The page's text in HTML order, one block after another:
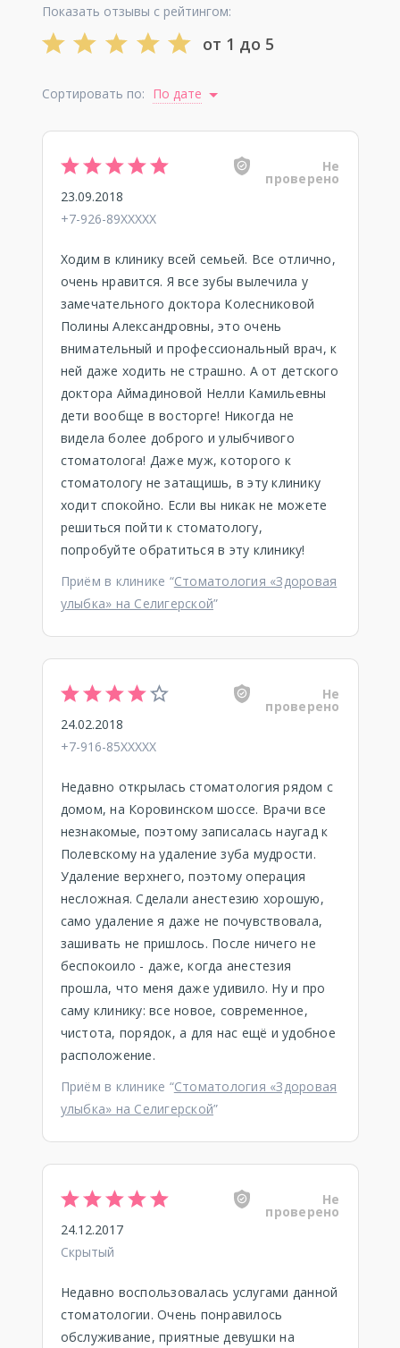
Показать отзывы с рейтингом:
от 1 до 5
Сортировать по: По дате
Не
проверено
23.09.2018
+7-926-89XXXXX
Ходим в клинику всей семьей. Все отлично,
очень нравится. Я все зубы вылечила у
замечательного доктора Колесниковой
Полины Александровны, это очень
внимательный и профессиональный врач, к
ней даже ходить не страшно. А от детского
доктора Аймадиновой Нелли Камильевны
дети вообще в восторге! Никогда не
видела более доброго и улыбчивого
стоматолога! Даже муж, которого к
стоматологу не затащишь, в эту клинику
ходит спокойно. Если вы никак не можете
решиться пойти к стоматологу,
попробуйте обратиться в эту клинику!
Приём в клинике “Стоматология «Здоровая
улыбка» на Селигерской”
Не
проверено
24.02.2018
+7-916-85XXXXX
Недавно открылась стоматология рядом с
домом, на Коровинском шоссе. Врачи все
незнакомые, поэтому записалась наугад к
Полевскому на удаление зуба мудрости.
Удаление верхнего, поэтому операция
несложная. Сделали анестезию хорошую,
само удаление я даже не почувствовала,
зашивать не пришлось. После ничего не
беспокоило - даже, когда анестезия
прошла, что меня даже удивило. Ну и про
саму клинику: все новое, современное,
чистота, порядок, а для нас ещё и удобное
расположение.
Приём в клинике “Стоматология «Здоровая
улыбка» на Селигерской”
Не
проверено
24.12.2017
Скрытый
Недавно воспользовалась услугами данной
стоматологии. Очень понравилось
обслуживание, приятные девушки на